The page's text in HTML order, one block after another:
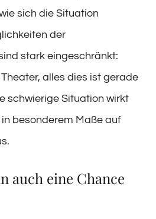
sich die Situation
der
stark eingeschränkt:
alles dies ist gerade
schwierige Situation wirkt
besonderem Maße auf
auch eine Chance